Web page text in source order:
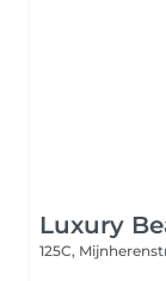
Luxury
125C,